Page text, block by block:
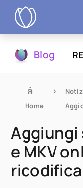
Blog
Home
e MKV
ricodifica